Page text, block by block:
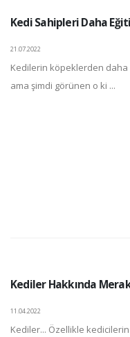
Kedi Sahipleri Daha
21.07.2022
Kedilerin köpeklerden
ama şimdi görünen o ki ...
Kediler Hakkında
11.04.2022
Kediler... Özellikle